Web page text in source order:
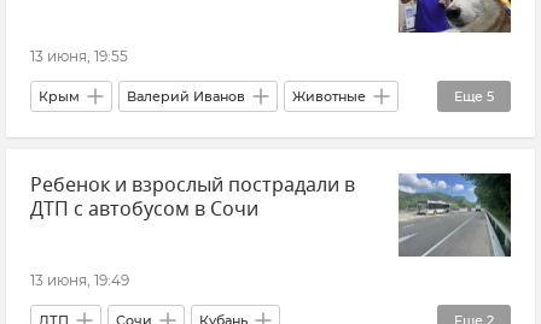
13 июня, 19:55
Еще 5
Крым Валерий Иванов Животные
Вакцинация Бешенство в Крыму
Новости Крыма
Госкомитет ветеринарии Республики Крым
Ребенок и взрослый пострадали в
ДТП с автобусом в Сочи
13 июня, 19:49
Еще 2
ДТП Сочи Кубань